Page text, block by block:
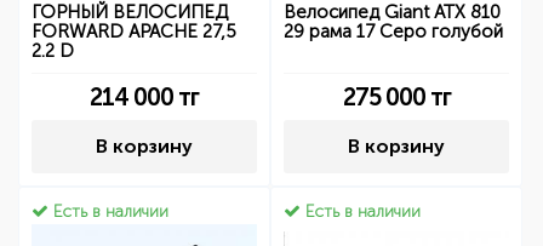
ГОРНЫЙ ВЕЛОСИПЕД
FORWARD APACHE 27,5
2.2 D
214 000 тг
В корзину
Велосипед Giant ATX 810
29 рама 17 Серо голубой
275 000тг
В корзину
Есть в наличии Есть в наличии